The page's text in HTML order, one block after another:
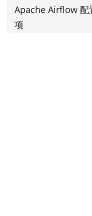
Apache Airflow 配
项